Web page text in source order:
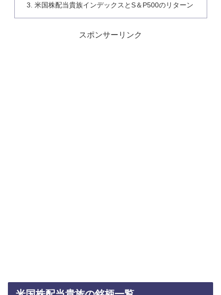
米国株配当貴族インデックスとS＆P500のリターン
スポンサーリンク